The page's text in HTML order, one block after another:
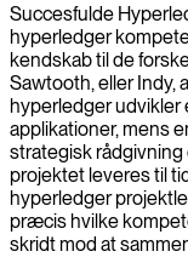
Succesfulde
hyperledger
kendskab til de
Sawtooth, eller Indy,
hyperledger udvikler
applikationer, mens
strategisk rådgivning
projektet leveres til
hyperledger
præcis hvilke
skridt mod at